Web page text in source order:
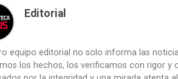
Editorial
equipo editorial no solo informa las
los hechos, los verificamos con rigor